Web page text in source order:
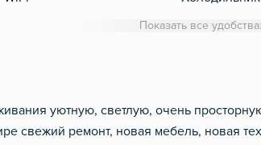
Сушилка для белья
Отопление
Обеденный
Посуда
Столовые
Показать все
уютную, светлую, очень
свежий ремонт, новая мебель, новая